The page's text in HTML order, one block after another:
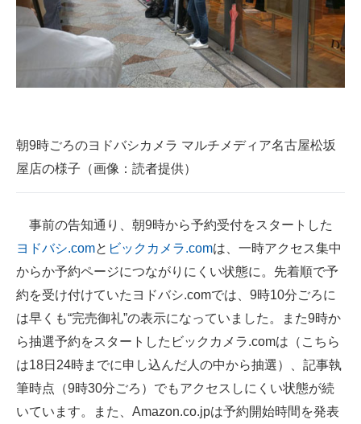
IT製品の技術・比較・事例
製造業のIT導入・活用を支援
電子設計の基本と応用
ちょっと気になるネットの話題
朝9時ごろのヨドバシカメラ マルチメディア名古屋松坂
屋店の様子（画像：読者提供）
事前の告知通り、朝9時から予約受付をスタートした
ヨドバシ.comと ビックカメラ.comは、一時アクセス集中
からか予約ページにつながりにくい状態に。先着順で予
約を受け付けていたヨドバシ.comでは、9時10分ごろに
は早くも“完売御礼”の表示になっていました。また9時か
ら抽選予約をスタートしたビックカメラ.comは（こちら
は18日24時までに申し込んだ人の中から抽選）、記事執
筆時点（9時30分ごろ）でもアクセスしにくい状態が続
いています。また、Amazon.co.jpは予約開始時間を発表